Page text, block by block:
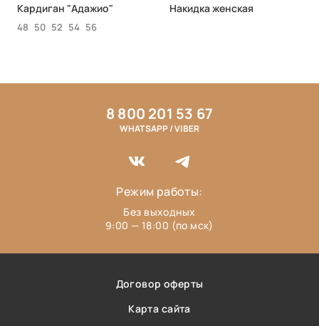
Кардиган "Адажио"
48 50 52 54 56
Накидка женская
Договор оферты
Карта сайта
8 800 201 53 67
WHATSAPP / VIBER
Режим работы:
Без выходных
9:00 — 18:00 (по мск)